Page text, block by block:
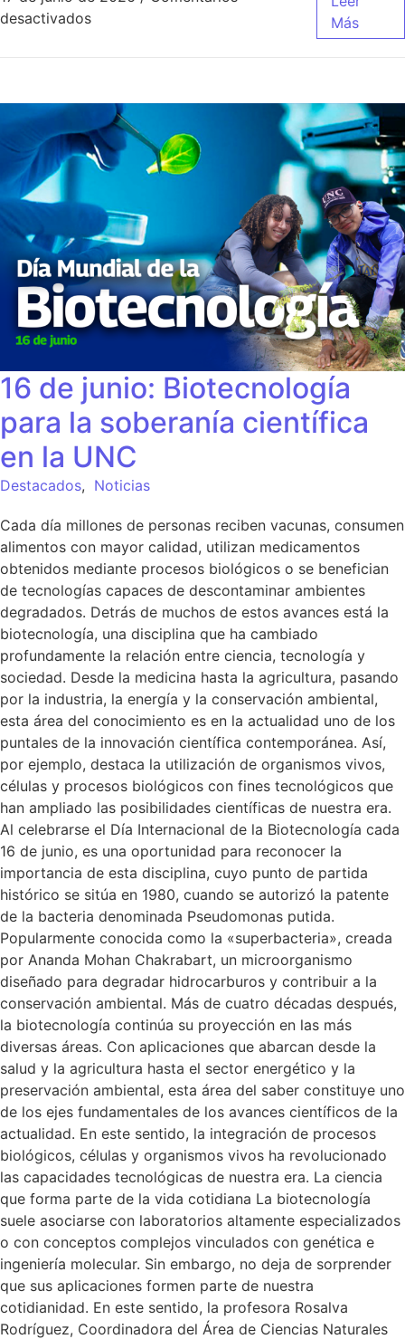
desactivados
Más
16 de junio: Biotecnología
para la soberanía científica
en la UNC
Destacados, Noticias
Cada día millones de personas reciben vacunas, consumen
alimentos con mayor calidad, utilizan medicamentos
obtenidos mediante procesos biológicos o se benefician
de tecnologías capaces de descontaminar ambientes
degradados. Detrás de muchos de estos avances está la
biotecnología, una disciplina que ha cambiado
profundamente la relación entre ciencia, tecnología y
sociedad. Desde la medicina hasta la agricultura, pasando
por la industria, la energía y la conservación ambiental,
esta área del conocimiento es en la actualidad uno de los
puntales de la innovación científica contemporánea. Así,
por ejemplo, destaca la utilización de organismos vivos,
células y procesos biológicos con fines tecnológicos que
han ampliado las posibilidades científicas de nuestra era.
Al celebrarse el Día Internacional de la Biotecnología cada
16 de junio, es una oportunidad para reconocer la
importancia de esta disciplina, cuyo punto de partida
histórico se sitúa en 1980, cuando se autorizó la patente
de la bacteria denominada Pseudomonas putida.
Popularmente conocida como la «superbacteria», creada
por Ananda Mohan Chakrabart, un microorganismo
diseñado para degradar hidrocarburos y contribuir a la
conservación ambiental. Más de cuatro décadas después,
la biotecnología continúa su proyección en las más
diversas áreas. Con aplicaciones que abarcan desde la
salud y la agricultura hasta el sector energético y la
preservación ambiental, esta área del saber constituye uno
de los ejes fundamentales de los avances científicos de la
actualidad. En este sentido, la integración de procesos
biológicos, células y organismos vivos ha revolucionado
las capacidades tecnológicas de nuestra era. La ciencia
que forma parte de la vida cotidiana La biotecnología
suele asociarse con laboratorios altamente especializados
o con conceptos complejos vinculados con genética e
ingeniería molecular. Sin embargo, no deja de sorprender
que sus aplicaciones formen parte de nuestra
cotidianidad. En este sentido, la profesora Rosalva
Rodríguez, Coordinadora del Área de Ciencias Naturales